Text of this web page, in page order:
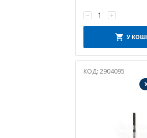
+
−
У
КОД: 2904095